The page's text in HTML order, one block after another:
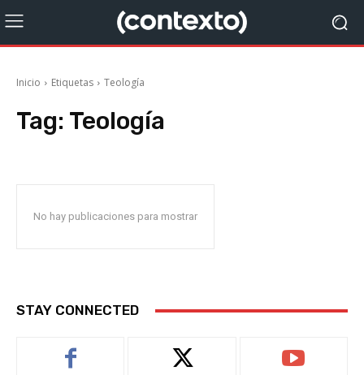
Inicio Etiquetas Teología
Tag: Teología
No hay publicaciones para mostrar
STAY CONNECTED